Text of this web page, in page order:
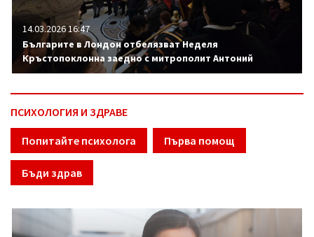
14.03.2026 16:47
Българите в Лондон отбелязват Неделя
Кръстопоклонна заедно с митрополит Антоний
ПСИХОЛОГИЯ И ЗДРАВЕ
Попитайте психолога Първа помощ
Бъди здрав